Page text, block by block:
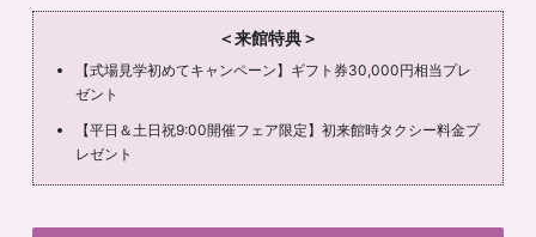
＜来館特典＞
【式場見学初めてキャンペーン】ギフト券30,000円相当プレ
ゼント
【平日＆土日祝9:00開催フェア限定】初来館時タクシー料金プ
レゼント